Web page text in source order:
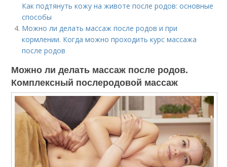
Как подтянуть кожу на животе после родов: основные
способы
Можно ли делать массаж после родов и при
кормлении. Когда можно проходить курс массажа
после родов
Можно ли делать массаж после родов.
Комплексный послеродовой массаж